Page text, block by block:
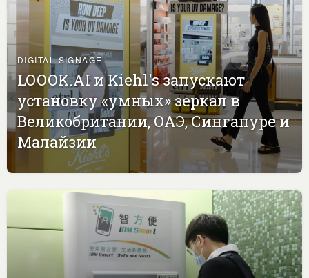
DIGITAL SIGNAGE
LOOOK.AI и Kiehl's запускают
установку «умных» зеркал в
Великобритании, ОАЭ, Сингапуре и
Малайзии